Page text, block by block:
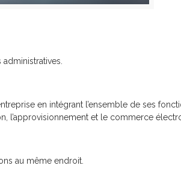
en intégrant l’ensemble de ses
l’approvisionnement et le commerce
au même endroit.